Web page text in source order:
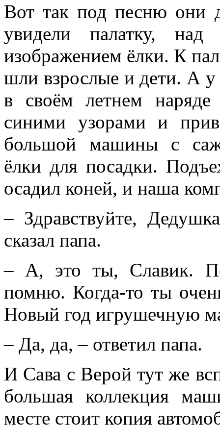
Вот так под песню они
увидели палатку, над
изображением ёлки. К
шли взрослые и дети. А у
в своём летнем
синими узорами и
большой машины с
ёлки для посадки.
осадил коней, и наша
– Здравствуйте,
сказал папа.
– А, это ты, Славик.
помню. Когда-то ты
Новый год игрушечную
– Да, да, – ответил папа.
И Сава с Верой тут же
большая коллекция
месте стоит копия